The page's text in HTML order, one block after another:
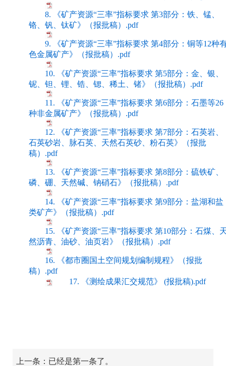
8. 《矿产资源“三率”指标要求 第3部分：铁、锰、
铬、钒、钛矿》（报批稿）.pdf
9. 《矿产资源“三率”指标要求 第4部分：铜等12种
色金属矿产》（报批稿）.pdf
10. 《矿产资源“三率”指标要求 第5部分：金、银、
铌、钽、锂、锆、锶、稀土、锗》（报批稿）.pdf
11. 《矿产资源“三率”指标要求 第6部分：石墨等26
种非金属矿产》（报批稿）.pdf
12. 《矿产资源“三率”指标要求 第7部分：石英岩、
石英砂岩、脉石英、天然石英砂、粉石英》（报批
稿）.pdf
13. 《矿产资源“三率”指标要求 第8部分：硫铁矿、
磷、硼、天然碱、钠硝石》（报批稿）.pdf
14. 《矿产资源“三率”指标要求 第9部分：盐湖和盐
类矿产》（报批稿）.pdf
15. 《矿产资源“三率”指标要求 第10部分：石煤、
然沥青、油砂、油页岩》（报批稿）.pdf
16. 《都市圈国土空间规划编制规程》（报批
稿）.pdf
17. 《测绘成果汇交规范》 (报批稿).pdf
上一条：已经是第一条了。